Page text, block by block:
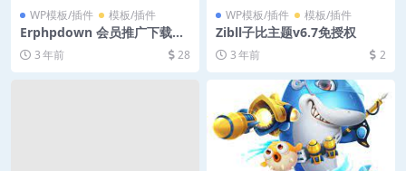
WP模板/插件 模板/插件
Erphpdown 会员推广下载专
业版-破解版
3 年前 28
WP模板/插件 模板/插件
Zibll子比主题v6.7免授权
3 年前 2